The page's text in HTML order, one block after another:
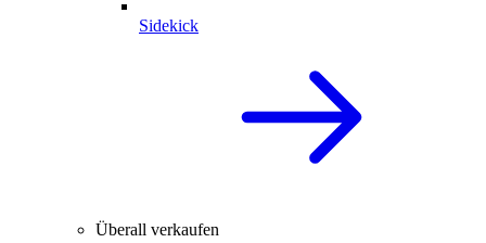
Sidekick
Überall verkaufen